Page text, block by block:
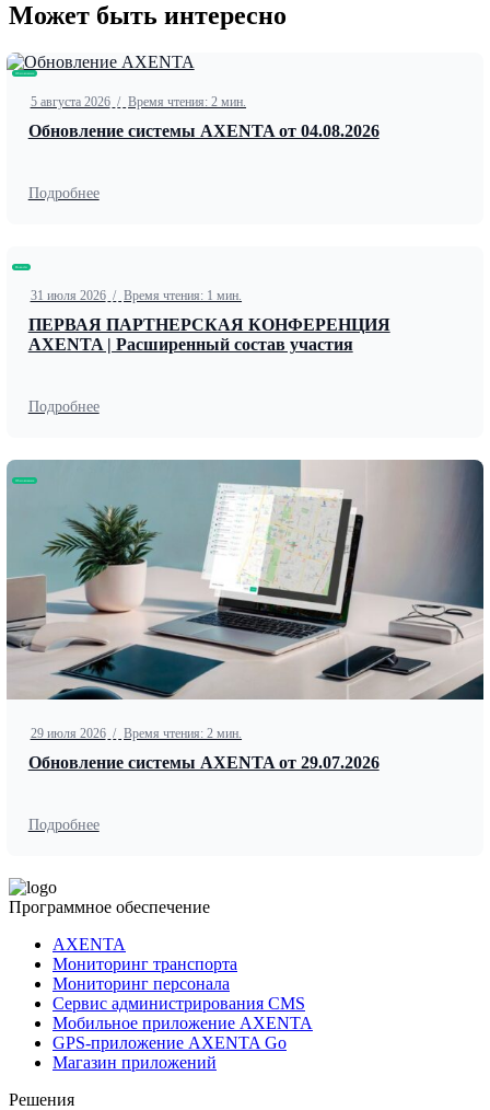
Может быть интересно
Обновление
5 августа 2026 / Время чтения: 2 мин.
Обновление системы AXENTA от 04.08.2026
Подробнее
Новости
31 июля 2026 / Время чтения: 1 мин.
ПЕРВАЯ ПАРТНЕРСКАЯ КОНФЕРЕНЦИЯ
AXENTA | Расширенный состав участия
Подробнее
Обновление
29 июля 2026 / Время чтения: 2 мин.
Обновление системы AXENTA от 29.07.2026
Подробнее
Программное обеспечение
AXENTA
Мониторинг транспорта
Мониторинг персонала
Сервис администрирования CMS
Мобильное приложение AXENTA
GPS-приложение AXENTA Go
Магазин приложений
Решения